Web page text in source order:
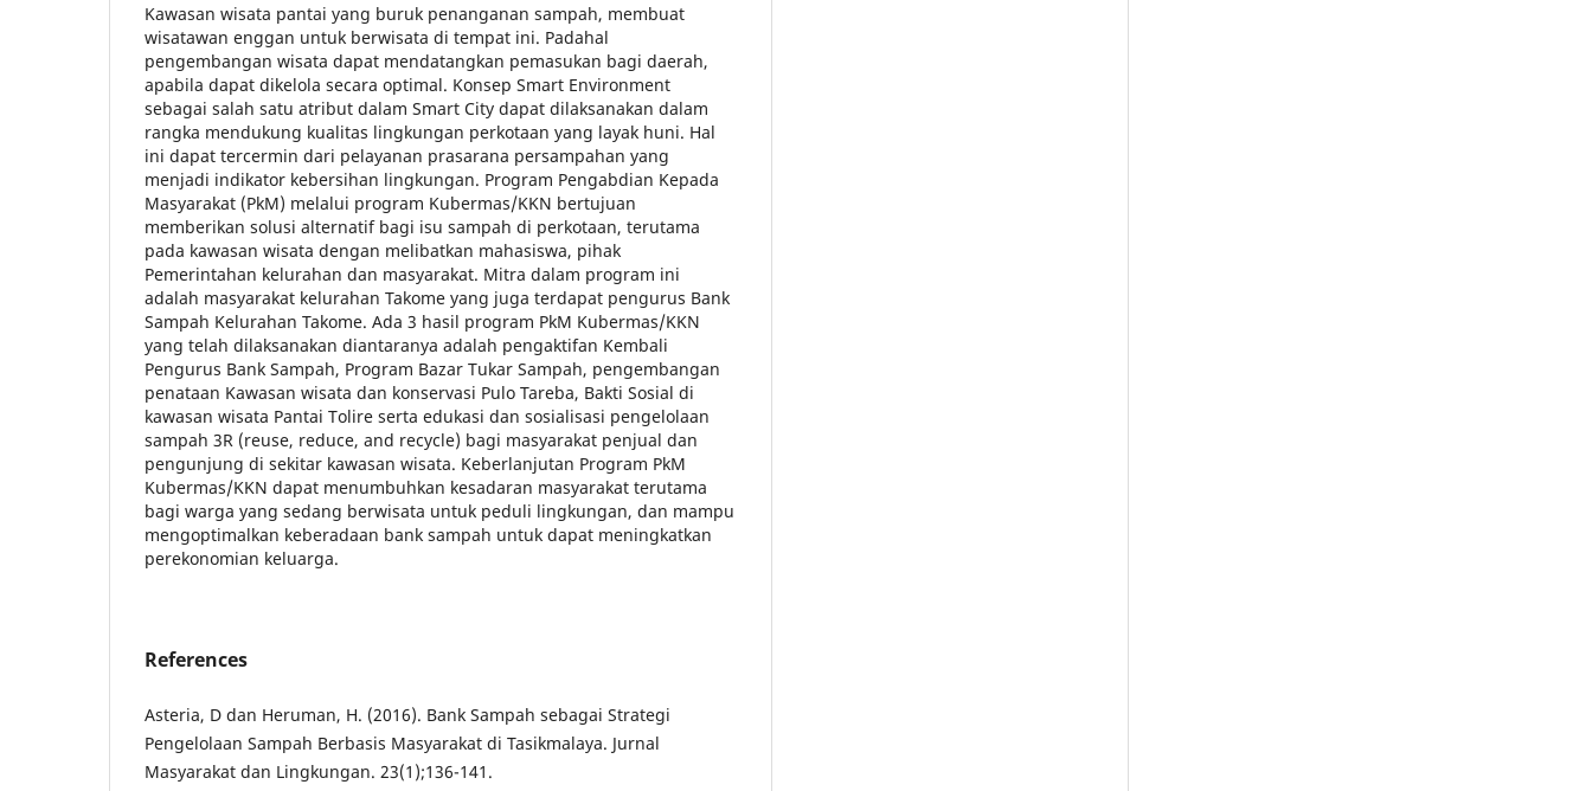
Kawasan wisata pantai yang buruk penanganan sampah, membuat
wisatawan enggan untuk berwisata di tempat ini. Padahal
pengembangan wisata dapat mendatangkan pemasukan bagi daerah,
apabila dapat dikelola secara optimal. Konsep Smart Environment
sebagai salah satu atribut dalam Smart City dapat dilaksanakan dalam
rangka mendukung kualitas lingkungan perkotaan yang layak huni. Hal
ini dapat tercermin dari pelayanan prasarana persampahan yang
menjadi indikator kebersihan lingkungan. Program Pengabdian Kepada
Masyarakat (PkM) melalui program Kubermas/KKN bertujuan
memberikan solusi alternatif bagi isu sampah di perkotaan, terutama
pada kawasan wisata dengan melibatkan mahasiswa, pihak
Pemerintahan kelurahan dan masyarakat. Mitra dalam program ini
adalah masyarakat kelurahan Takome yang juga terdapat pengurus Bank
Sampah Kelurahan Takome. Ada 3 hasil program PkM Kubermas/KKN
yang telah dilaksanakan diantaranya adalah pengaktifan Kembali
Pengurus Bank Sampah, Program Bazar Tukar Sampah, pengembangan
penataan Kawasan wisata dan konservasi Pulo Tareba, Bakti Sosial di
kawasan wisata Pantai Tolire serta edukasi dan sosialisasi pengelolaan
sampah 3R (reuse, reduce, and recycle) bagi masyarakat penjual dan
pengunjung di sekitar kawasan wisata. Keberlanjutan Program PkM
Kubermas/KKN dapat menumbuhkan kesadaran masyarakat terutama
bagi warga yang sedang berwisata untuk peduli lingkungan, dan mampu
mengoptimalkan keberadaan bank sampah untuk dapat meningkatkan
perekonomian keluarga.
References
Asteria, D dan Heruman, H. (2016). Bank Sampah sebagai Strategi
Pengelolaan Sampah Berbasis Masyarakat di Tasikmalaya. Jurnal
Masyarakat dan Lingkungan. 23(1);136-141.